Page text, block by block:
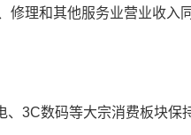
理和其他服务业营业收入
3C数码等大宗消费板块保